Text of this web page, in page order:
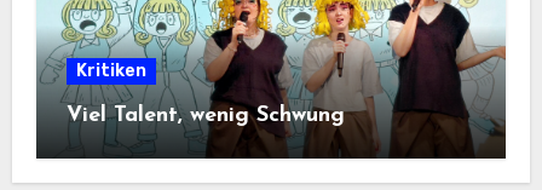
Kritiken
Viel Talent, wenig Schwung